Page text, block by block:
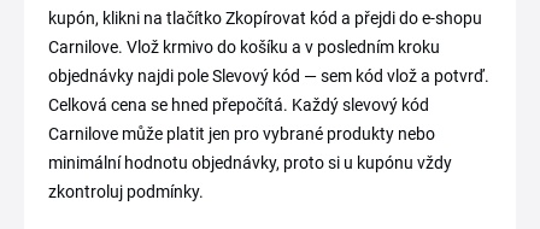
kupón, klikni na tlačítko Zkopírovat kód a přejdi do e-shopu
Carnilove. Vlož krmivo do košíku a v posledním kroku
objednávky najdi pole Slevový kód — sem kód vlož a potvrď.
Celková cena se hned přepočítá. Každý slevový kód
Carnilove může platit jen pro vybrané produkty nebo
minimální hodnotu objednávky, proto si u kupónu vždy
zkontroluj podmínky.